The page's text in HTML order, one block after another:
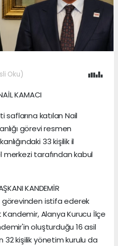
Oku)
KAMACI
saflarına katılan Nail
görevi resmen
33 kişilik il
tarafından kabul
KANDEMİR
görevinden istifa ederek
Alanya Kurucu İlçe
oluşturduğu 16 asil
32 kişilik yönetim kurulu da